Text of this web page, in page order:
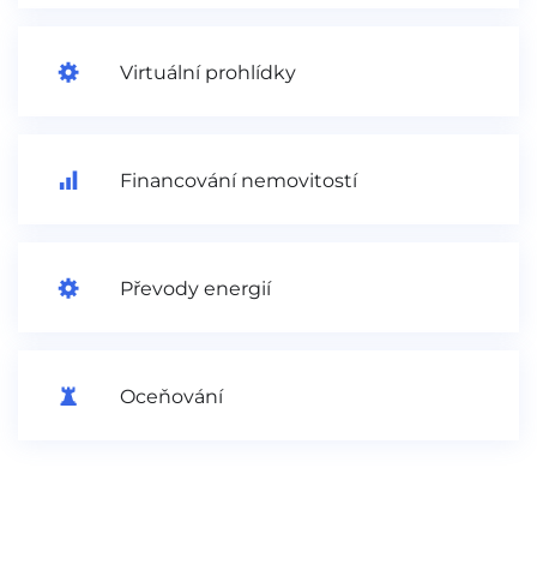
Virtuální prohlídky
Financování nemovitostí
Převody energií
Oceňování